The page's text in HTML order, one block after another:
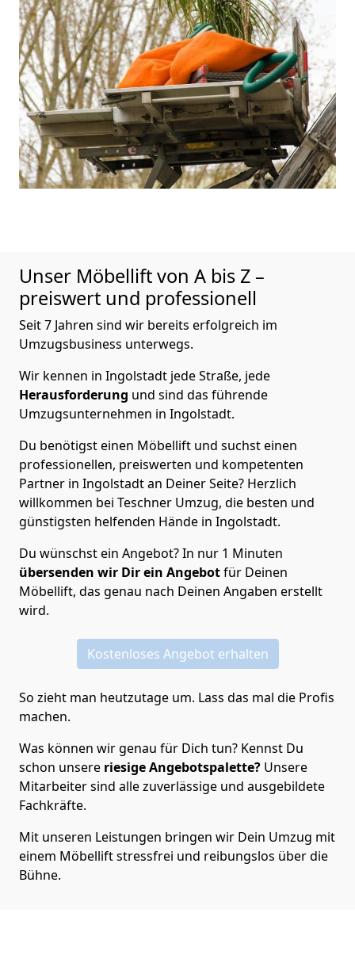
Unser Möbellift von A bis Z –
preiswert und professionell
Seit 7 Jahren sind wir bereits erfolgreich im
Umzugsbusiness unterwegs.
Wir kennen in Ingolstadt jede Straße, jede
Herausforderung und sind das führende
Umzugsunternehmen in Ingolstadt.
Du benötigst einen Möbellift und suchst einen
professionellen, preiswerten und kompetenten
Partner in Ingolstadt an Deiner Seite? Herzlich
willkommen bei Teschner Umzug, die besten und
günstigsten helfenden Hände in Ingolstadt.
Du wünschst ein Angebot? In nur 1 Minuten
übersenden wir Dir ein Angebotfür Deinen
Möbellift, das genau nach Deinen Angaben erstellt
wird.
Kostenloses Angebot erhalten
So zieht man heutzutage um. Lass das mal die Profis
machen.
Was können wir genau für Dich tun? Kennst Du
schon unsere riesige Angebotspalette? Unsere
Mitarbeiter sind alle zuverlässige und ausgebildete
Fachkräfte.
Mit unseren Leistungen bringen wir Dein Umzug mit
einem Möbellift stressfrei und reibungslos über die
Bühne.